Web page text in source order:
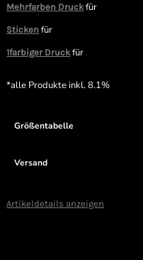
Mehrfarben Druckfür
Sticken für
1farbiger Druckfür
*alle Produkte inkl. 8.1%
Größentabelle
Versand
Artikeldetails anzeigen